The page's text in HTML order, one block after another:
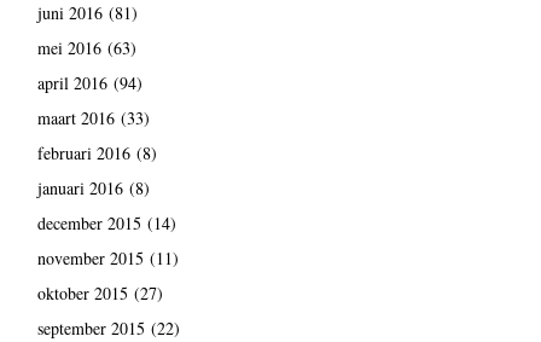
juni 2016(81)
mei 2016(63)
april 2016(94)
maart 2016(33)
februari 2016(8)
januari 2016(8)
december 2015 (14)
november 2015 (11)
oktober 2015 (27)
september 2015 (22)